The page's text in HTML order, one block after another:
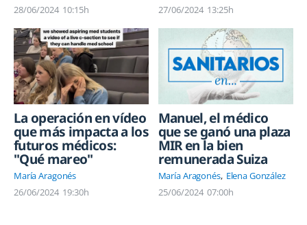
28/06/2024 10:15h
27/06/2024 13:25h
La operación en vídeo
que más impacta a los
futuros médicos:
"Qué mareo"
María Aragonés
26/06/2024 19:30h
Manuel, el médico
que se ganó una plaza
MIR en la bien
remunerada Suiza
María Aragonés Elena González
25/06/2024 07:00h